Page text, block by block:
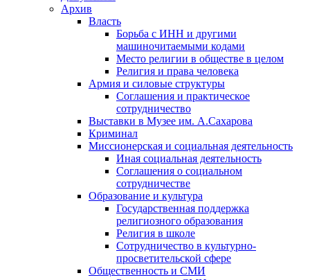
Архив
Власть
Борьба с ИНН и другими
машиночитаемыми кодами
Место религии в обществе в целом
Религия и права человека
Армия и силовые структуры
Соглашения и практическое
сотрудничество
Выставки в Музее им. А.Сахарова
Криминал
Миссионерская и социальная деятельность
Иная социальная деятельность
Соглашения о социальном
сотрудничестве
Образование и культура
Государственная поддержка
религиозного образования
Религия в школе
Сотрудничество в культурно-
просветительской сфере
Общественность и СМИ